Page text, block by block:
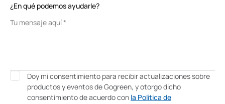
¿En qué podemos ayudarle?
Doy mi consentimiento para recibir actualizaciones sobre
productos y eventos de Gogreen, y otorgo dicho
consentimiento de acuerdo con la Política de